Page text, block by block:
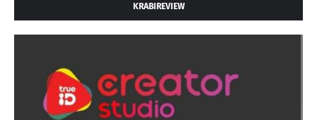
KRABIREVIEW